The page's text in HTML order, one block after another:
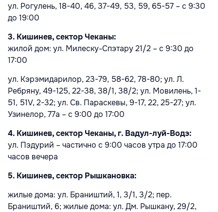
ул. Рогулень, 18-40, 46, 37-49, 53, 59, 65-57 – с 9:30
до 19:00
3. Кишинев, сектор Чеканы:
жилой дом: ул. Милеску-Спэтару 21/2 – с 9:30 до
17:00
ул. Кэрэмидарилор, 23-79, 58-62, 78-80; ул. Л.
Ребряну, 49-125, 22-38, 38/1, 38/2; ул. Мовилень, 1-
51, 51V, 2-32; ул. Св. Параскевы, 9-17, 22, 25-27; ул.
Узинелор, 77а – с 9:00 до 17:00
4. Кишинев, сектор Чеканы, г. Вадул-луй-Водэ:
ул. Пэдурий – частично с 9:00 часов утра до 17:00
часов вечера
5. Кишинев, сектор Рышкановка:
жилые дома: ул. Браништий, 1, 3/1, 3/2; пер.
Браништий, 6; жилые дома: ул. Дм. Рышкану, 29/2,